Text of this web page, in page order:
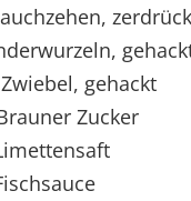
gehackt
Zucker